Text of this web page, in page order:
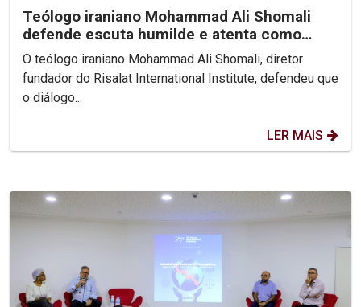
Teólogo iraniano Mohammad Ali Shomali
defende escuta humilde e atenta como
base de diálogo...
O teólogo iraniano Mohammad Ali Shomali, diretor
fundador do Risalat International Institute, defendeu que
o diálogo...
LER MAIS